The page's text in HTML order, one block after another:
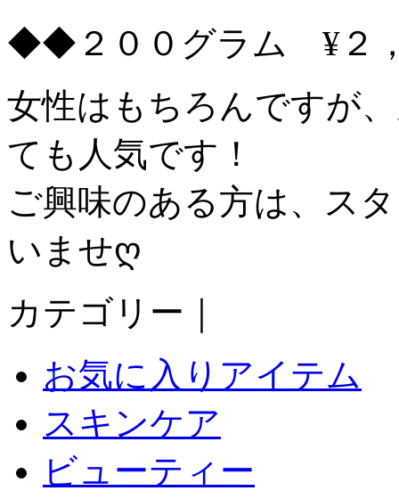
◆◆２００グラム ¥２
女性はもちろんですが
ても人気です！
ご興味のある方は、ス
いませღ︎
カテゴリー｜
お気に入りアイテム
スキンケア
ビューティー